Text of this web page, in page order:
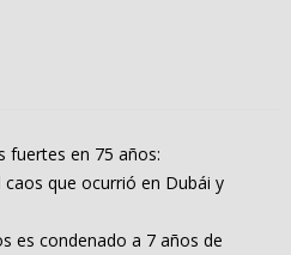
fuertes en 75 años:
que ocurrió en Dubái y
es condenado a 7 años de